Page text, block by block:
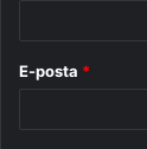
E-posta *